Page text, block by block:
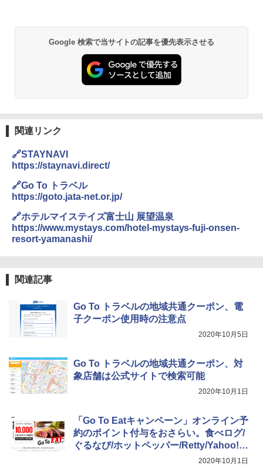
Google 検索で当サイトの記事を優先表示させる
関連リンク
🔗STAYNAVI
https://staynavi.direct/
🔗Go To トラベル
https://goto.jata-net.or.jp/
🔗ホテルマイステイズ富士山 展望温泉
https://www.mystays.com/hotel-mystays-fuji-onsen-
resort-yamanashi/
関連記事
Go To トラベルの地域共通クーポン、電
子クーポン使用時の注意点
2020年10月5日
Go To トラベルの地域共通クーポン、対
象店舗は公式サイトで検索可能
2020年10月1日
「Go To Eatキャンペーン」オンライン予
約のポイント付与をおさらい。食べログ/
ぐるなび/ホットペッパー/Retty/Yahoo!/
2020年10月1日